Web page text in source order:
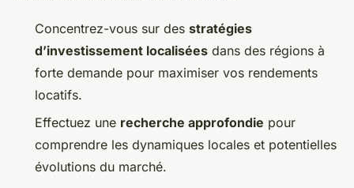
Concentrez-vous sur des stratégies
d’investissement localisées dans des régions à
forte demande pour maximiser vos rendements
locatifs.
Effectuez une recherche approfondie pour
comprendre les dynamiques locales et potentielles
évolutions du marché.